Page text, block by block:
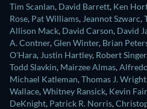
Tim Scanlan, David Barrett, Ken
Rose, Pat Williams, Jeannot Szwarc,
Allison Mack, David Carson, David
A. Contner,Glen Winter, Brian
O'Hara, Justin Hartley, Robert Singer
Todd Slavkin, Mairzee Almas,
Michael Katleman,Thomas J. Wright
Wallace,Whitney Ransick, Kevin Fair
DeKnight, Patrick R. Norris,